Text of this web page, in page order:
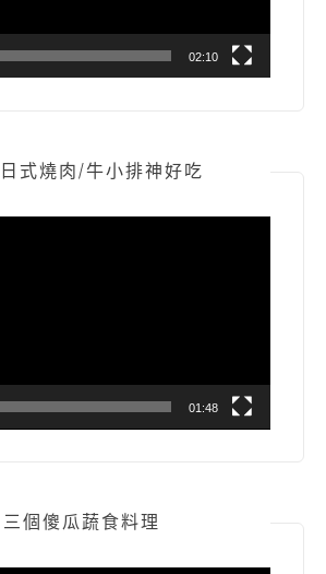
02:10
式燒肉/牛小排神好吃
01:48
三個傻瓜蔬食料理